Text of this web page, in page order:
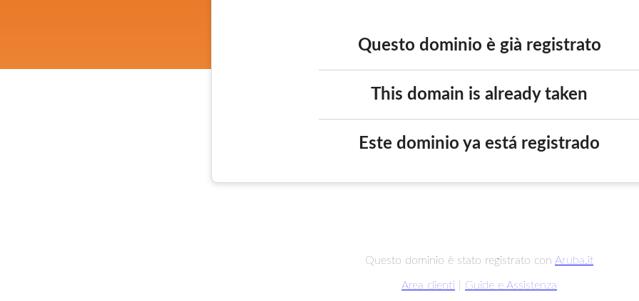
Questo dominio è già registrato
This domain is already taken
Este dominio ya está registrado
Questo dominio è stato registrato con Aruba.it
Area clienti Guide e Assistenza